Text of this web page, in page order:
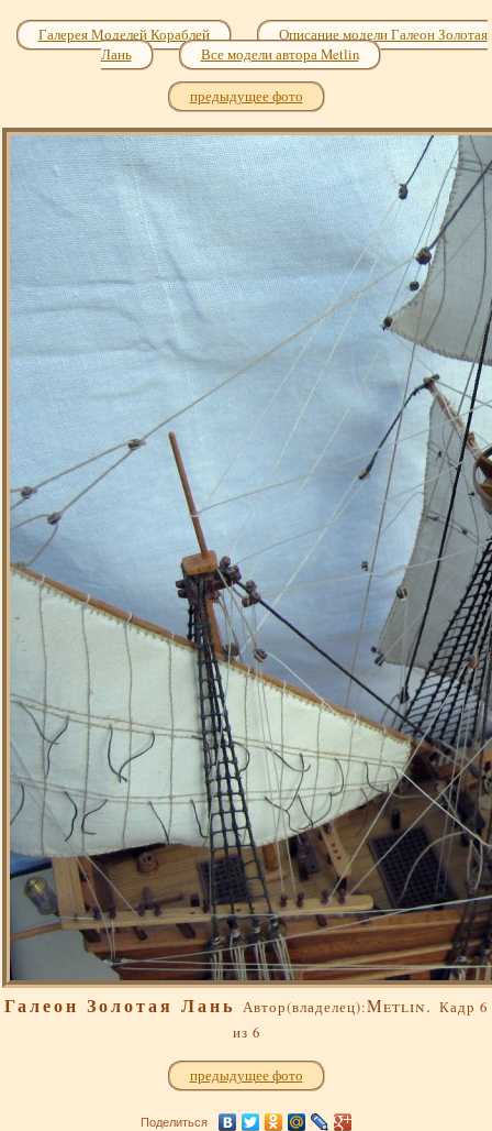
Галерея Моделей Кораблей
Описание модели Галеон Золотая
Лань
Все модели автора Metlin
предыдущее фото
Галеон Золотая Лань Автор(владелец):Metlin. Кадр 6
из 6
предыдущее фото
Поделиться